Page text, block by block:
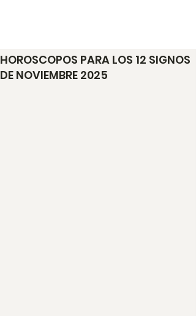
HOROSCOPOS PARA LOS 12 SIGNOS
DE NOVIEMBRE 2025